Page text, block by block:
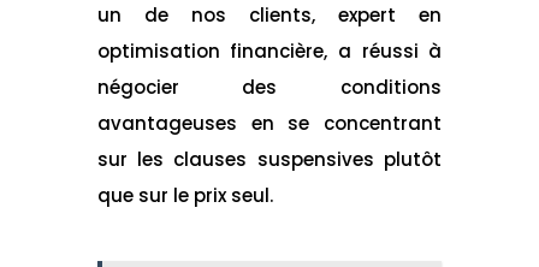
un de nos clients, expert en
optimisation financière, a réussi à
négocier des conditions
avantageuses en se concentrant
sur les clauses suspensives plutôt
que sur le prix seul.